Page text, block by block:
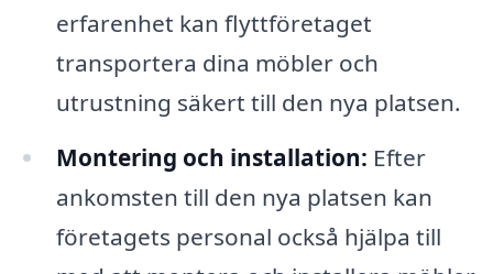
erfarenhet kan flyttföretaget
transportera dina möbler och
utrustning säkert till den nya platsen.
Montering och installation: Efter
ankomsten till den nya platsen kan
företagets personal också hjälpa till